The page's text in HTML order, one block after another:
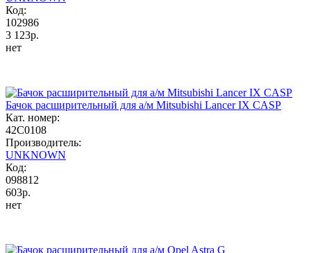
Код:
102986
3 123р.
нет
Бачок расширительный для а/м Mitsubishi Lancer IX CASP
Кат. номер:
42C0108
Производитель:
UNKNOWN
Код:
098812
603р.
нет